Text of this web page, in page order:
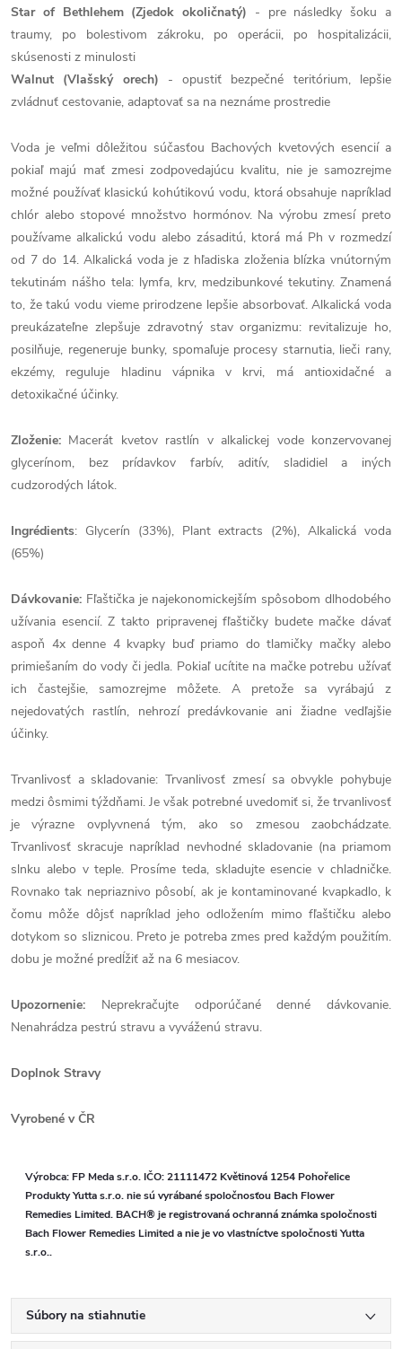
Star of Bethlehem (Zjedok okoličnatý) - pre následky šoku a
traumy, po bolestivom zákroku, po operácii, po hospitalizácii,
skúsenosti z minulosti
Walnut (Vlašský orech) - opustiť bezpečné teritórium, lepšie
zvládnuť cestovanie, adaptovať sa na neznáme prostredie
Voda je veľmi dôležitou súčasťou Bachových kvetových esencií a
pokiaľ majú mať zmesi zodpovedajúcu kvalitu, nie je samozrejme
možné používať klasickú kohútikovú vodu, ktorá obsahuje napríklad
chlór alebo stopové množstvo hormónov. Na výrobu zmesí preto
používame alkalickú vodu alebo zásaditú, ktorá má Ph v rozmedzí
od 7 do 14. Alkalická voda je z hľadiska zloženia blízka vnútorným
tekutinám nášho tela: lymfa, krv, medzibunkové tekutiny. Znamená
to, že takú vodu vieme prirodzene lepšie absorbovať. Alkalická voda
preukázateľne zlepšuje zdravotný stav organizmu: revitalizuje ho,
posilňuje, regeneruje bunky, spomaľuje procesy starnutia, lieči rany,
ekzémy, reguluje hladinu vápnika v krvi, má antioxidačné a
detoxikačné účinky.
Zloženie: Macerát kvetov rastlín v alkalickej vode konzervovanej
glycerínom, bez prídavkov farbív, aditív, sladidiel a iných
cudzorodých látok.
Ingrédients: Glycerín (33%), Plant extracts (2%), Alkalická voda
(65%)
Dávkovanie: Fľaštička je najekonomickejším spôsobom dlhodobého
užívania esencií. Z takto pripravenej fľaštičky budete mačke dávať
aspoň 4x denne 4 kvapky buď priamo do tlamičky mačky alebo
primiešaním do vody či jedla. Pokiaľ ucítite na mačke potrebu užívať
ich častejšie, samozrejme môžete. A pretože sa vyrábajú z
nejedovatých rastlín, nehrozí predávkovanie ani žiadne vedľajšie
účinky.
Trvanlivosť a skladovanie: Trvanlivosť zmesí sa obvykle pohybuje
medzi ôsmimi týždňami. Je však potrebné uvedomiť si, že trvanlivosť
je výrazne ovplyvnená tým, ako so zmesou zaobchádzate.
Trvanlivosť skracuje napríklad nevhodné skladovanie (na priamom
slnku alebo v teple. Prosíme teda, skladujte esencie v chladničke.
Rovnako tak nepriaznivo pôsobí, ak je kontaminované kvapkadlo, k
čomu môže dôjsť napríklad jeho odložením mimo fľaštičku alebo
dotykom so sliznicou. Preto je potreba zmes pred každým použitím.
dobu je možné predĺžiť až na 6 mesiacov.
Upozornenie: Neprekračujte odporúčané denné dávkovanie.
Nenahrádza pestrú stravu a vyváženú stravu.
Doplnok Stravy
Vyrobené v ČR
Výrobca: FP Meda s.r.o. IČO: 21111472 Květinová 1254 Pohořelice
Produkty Yutta s.r.o. nie sú vyrábané spoločnosťou Bach Flower
Remedies Limited. BACH® je registrovaná ochranná známka spoločnosti
Bach Flower Remedies Limited a nie je vo vlastníctve spoločnosti Yutta
s.r.o..
Súbory na stiahnutie